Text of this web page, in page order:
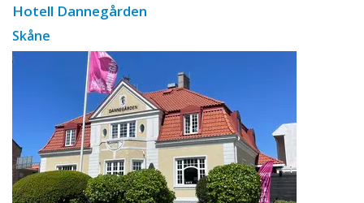
Hotell Dannegården
Skåne